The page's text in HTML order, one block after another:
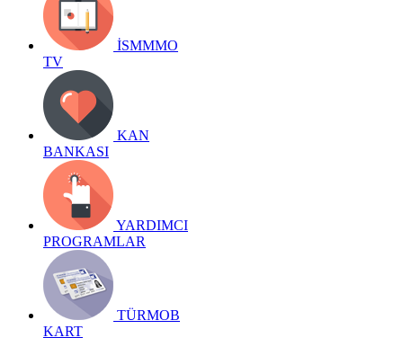
İSMMMO
TV
KAN
BANKASI
YARDIMCI
PROGRAMLAR
TÜRMOB
KART